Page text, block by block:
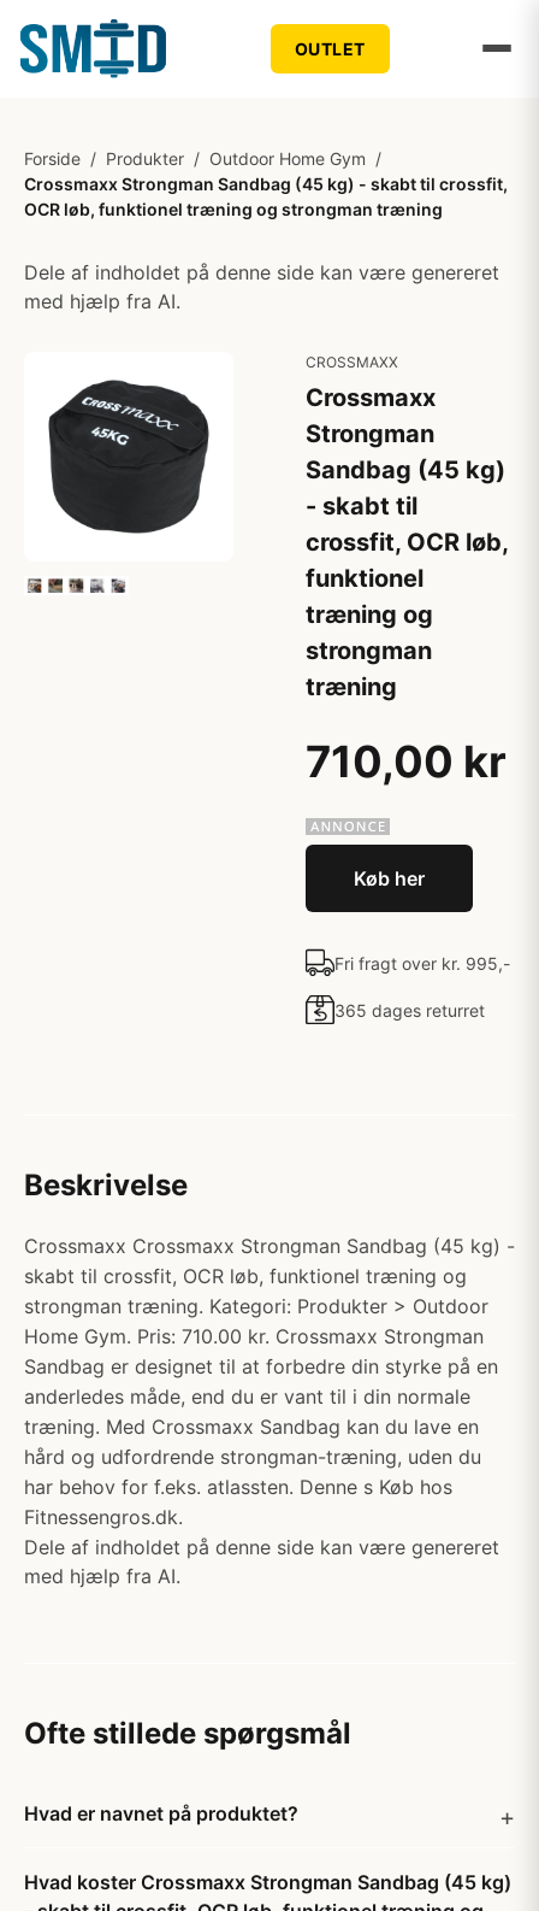
OUTLET
Forside / Produkter / Outdoor Home Gym /
Crossmaxx Strongman Sandbag (45 kg) - skabt til crossfit,
OCR løb, funktionel træning og strongman træning
Dele af indholdet på denne side kan være genereret
med hjælp fra AI.
CROSSMAXX
Crossmaxx
Strongman
Sandbag (45 kg)
- skabt til
crossfit, OCR løb,
funktionel
træning og
strongman
træning
710,00 kr
Køb her
Fri fragt over kr. 995,-
365 dages returret
Beskrivelse
Crossmaxx Crossmaxx Strongman Sandbag (45 kg) -
skabt til crossfit, OCR løb, funktionel træning og
strongman træning. Kategori: Produkter > Outdoor
Home Gym. Pris: 710.00 kr. Crossmaxx Strongman
Sandbag er designet til at forbedre din styrke på en
anderledes måde, end du er vant til i din normale
træning. Med Crossmaxx Sandbag kan du lave en
hård og udfordrende strongman-træning, uden du
har behov for f.eks. atlassten. Denne s Køb hos
Fitnessengros.dk.
Dele af indholdet på denne side kan være genereret
med hjælp fra AI.
Ofte stillede spørgsmål
Hvad er navnet på produktet?
Hvad koster Crossmaxx Strongman Sandbag (45 kg)